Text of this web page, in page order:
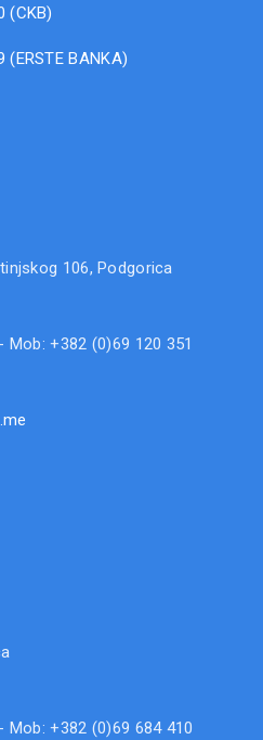
(CKB)
(ERSTE BANKA)
106, Podgorica
Mob: +382 (0)69 120 351
Mob: +382 (0)69 684 410